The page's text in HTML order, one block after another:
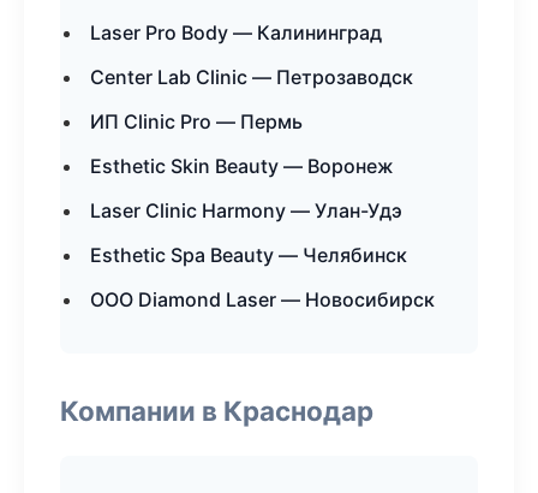
Laser Pro Body — Калининград
Center Lab Clinic — Петрозаводск
ИП Clinic Pro — Пермь
Esthetic Skin Beauty — Воронеж
Laser Clinic Harmony — Улан-Удэ
Esthetic Spa Beauty — Челябинск
ООО Diamond Laser — Новосибирск
Компании в Краснодар